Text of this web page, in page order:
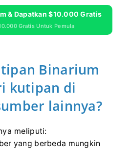
& Dapatkan $10.000 Gratis
Gratis Untuk Pemula
Binarium
kutipan di
lainnya?
meliputi:
yang berbeda mungkin